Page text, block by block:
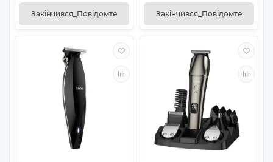
Закінчився_Повідомте Закінчився_Повідомте